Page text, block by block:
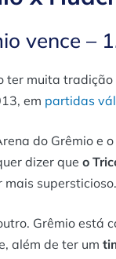
vence –
ter muita
em partidas
do Grêmio e o
dizer que o
supersticioso.
Grêmio está
além de ter um